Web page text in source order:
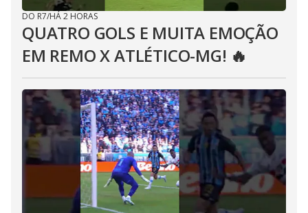
DO R7/HÁ 2 HORAS
QUATRO GOLS E MUITA EMOÇÃO
EM REMO X ATLÉTICO-MG! 🔥